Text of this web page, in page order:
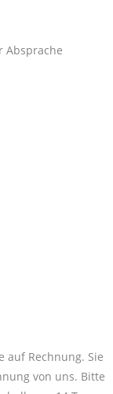
Absprache
auf Rechnung. Sie
von uns. Bitte